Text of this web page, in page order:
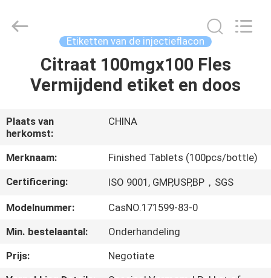
ONGEVEER
ONS
FABRIEKSREIS
KWALITEITSCONTROLE
Industry
Etiketten van de injectieflacon
Citraat 100mgx100 Fles
Vermijdend etiket en doos
Plaats van
herkomst:
CHINA
Merknaam:
Finished Tablets (100pcs/bottle)
Certificering:
ISO 9001, GMP,USP,BP，SGS
Modelnummer:
CasNO.171599-83-0
Min. bestelaantal:
Onderhandeling
Prijs:
Negotiate